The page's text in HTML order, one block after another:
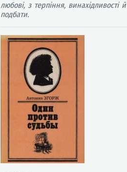
любові, з терпіння,
подбати.